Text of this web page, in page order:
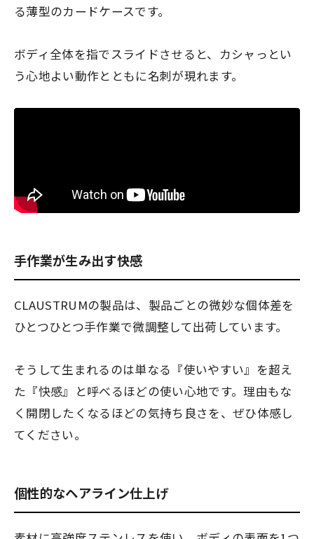
る薄型のカードケースです。
ボディ全体を指でスライドさせると、カシャっとい
う心地よい動作とともに名刺が現れます。
手作業が生み出す快感
CLAUSTRUMの製品は、製品ごとの微妙な個体差を
ひとつひとつ手作業で微調整して出荷しています。
そうして生まれるのは単なる『使いやすい』を超え
た『快感』と呼べるほどの使い心地です。理由もな
く開閉したくなるほどの気持ち良さを、ぜひ体感し
てください。
個性的なヘアライン仕上げ